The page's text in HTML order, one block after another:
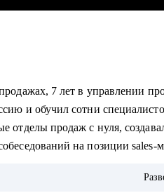
продажах, 7 лет в управлении
и обучил сотни
отделы продаж с нуля,
на позиции
резюме и сопроводительных